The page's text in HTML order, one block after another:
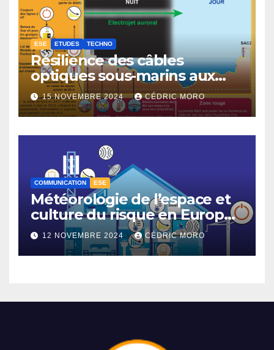
ESE ETUDES TECHNO
Résilience des câbles
optiques sous-marins aux
tempêtes géomagnétiques
majeures 3-3
15 NOVEMBRE 2024 CÉDRIC MORO
COMMUNICATION ESE
Météorologie de l’espace et
culture du risque en Europe –
3-112 NOVEMBRE 2024 CÉDRIC MORO